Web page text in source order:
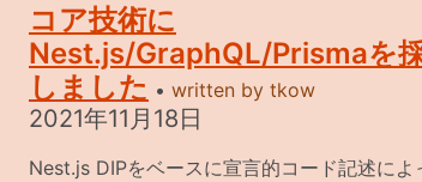
コア技術に
Nest.js/GraphQL/Prismaを
しました • written by tkow
2021年11月18日
Nest.js DIPをベースに宣言的コード記述によ